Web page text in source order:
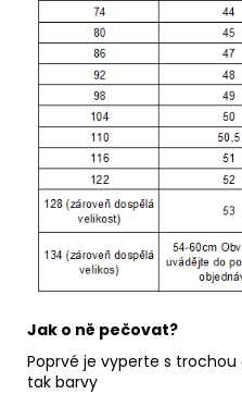
Jak o ně pečovat?
Poprvé je vyperte s
tak barvy